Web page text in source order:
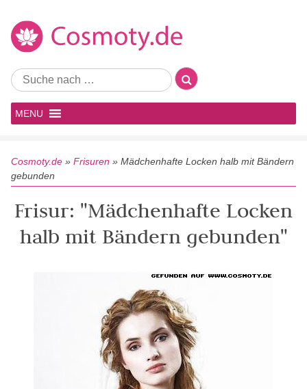
MENU
Cosmoty.de » Frisuren » Mädchenhafte Locken halb mit Bändern
gebunden
Frisur: "Mädchenhafte Locken
halb mit Bändern gebunden"